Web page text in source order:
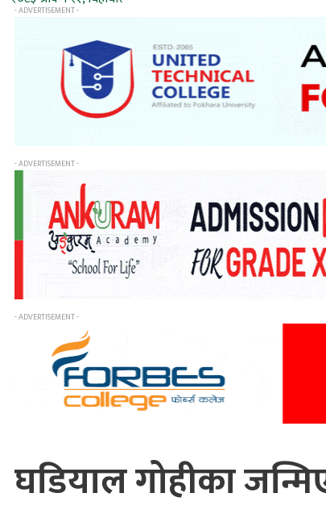
- ADVERTISEMENT -
- ADVERTISEMENT -
- ADVERTISEMENT -
घडियाल गोहीका